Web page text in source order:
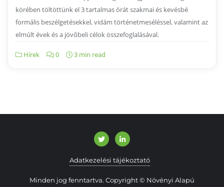
körében töltöttünk el 3 tartalmas órát szakmai és kevésbé
formális beszélgetésekkel, vidám történetmeséléssel, valamint az
elmúlt évek és a jövőbeli célok összefoglalásával.
Hírek 0 3 min read
Adatkezelési tájékoztató
Minden jog fenntartva. Copyright © Növényi Alapú